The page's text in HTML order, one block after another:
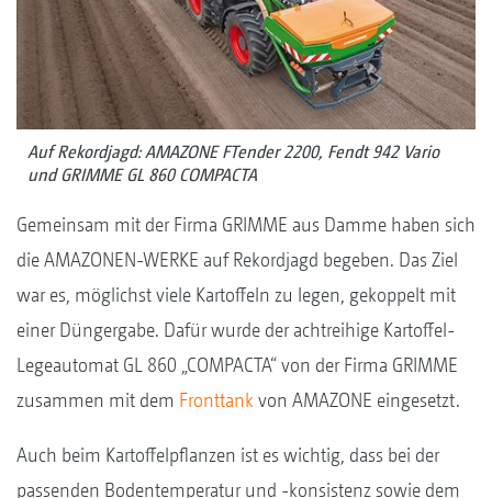
Auf Rekordjagd: AMAZONE FTender 2200, Fendt 942 Vario
und GRIMME GL 860 COMPACTA
Gemeinsam mit der Firma GRIMME aus Damme haben sich
die AMAZONEN-WERKE auf Rekordjagd begeben. Das Ziel
war es, möglichst viele Kartoffeln zu legen, gekoppelt mit
einer Düngergabe. Dafür wurde der achtreihige Kartoffel-
Legeautomat GL 860 „COMPACTA“ von der Firma GRIMME
zusammen mit dem Fronttank von AMAZONE eingesetzt.
Auch beim Kartoffelpflanzen ist es wichtig, dass bei der
passenden Bodentemperatur und -konsistenz sowie dem